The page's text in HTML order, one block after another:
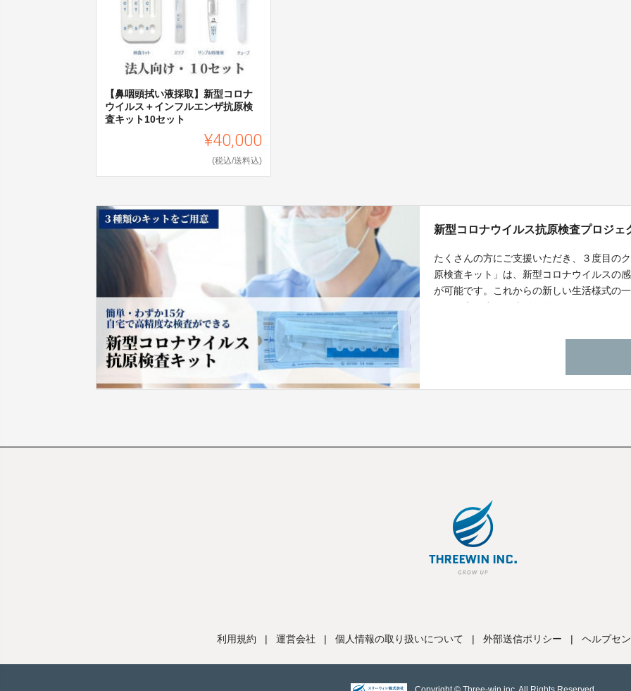
【鼻咽頭拭い液採取】新型コロナ
ウイルス＋インフルエンザ抗原検
査キット10セット
¥40,000
(税込/送料込)
新型コロナウイルス抗原検査プロジェ
たくさんの方にご支援いただき、３度目の
原検査キット」は、新型コロナウイルスの
が可能です。これからの新しい生活様式の
利用規約 | 運営会社 | 個人情報の取り扱いについて | 外部送信ポリシー | ヘルプセ